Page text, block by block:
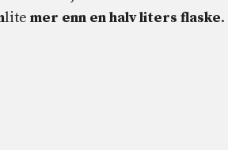
lite mer enn en halv liters flaske.